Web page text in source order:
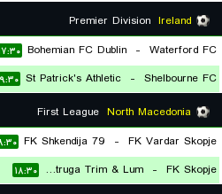
Ireland
Waterford FC
-
Bohemian FC Dublin
Shelbourne FC
-
St Patrick's Athletic
North Macedonia
FK Vardar Skopje
-
FK Shkendija 79
FK Skopje
-
FC Struga Trim & Lum ۱۸:۳۰